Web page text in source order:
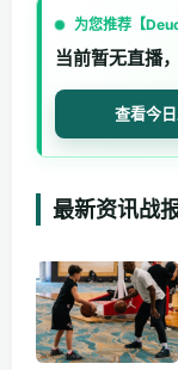
为您推荐【
当前暂无直播
查看今
最新资讯战